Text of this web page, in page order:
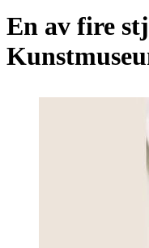
En av fire